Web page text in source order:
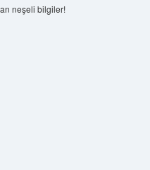
neşeli bilgiler!